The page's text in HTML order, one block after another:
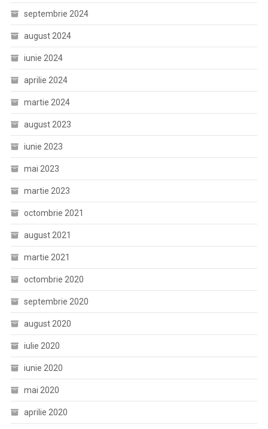
septembrie 2024
august 2024
iunie 2024
aprilie 2024
martie 2024
august 2023
iunie 2023
mai 2023
martie 2023
octombrie 2021
august 2021
martie 2021
octombrie 2020
septembrie 2020
august 2020
iulie 2020
iunie 2020
mai 2020
aprilie 2020